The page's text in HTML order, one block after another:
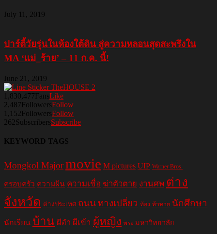
July 11, 2019
ปาร์ตี้วัยรุ่นในห้องใต้ดิน สู่ความหลอนสุดสะพรึงใน
MA ‘แม่_ร้าย’ – 11 ก.ค. นี้!
June 21, 2019
1,830,477FansLike
2,487FollowersFollow
1,152FollowersFollow
262SubscribersSubscribe
KEYWORD TAGS
Mongkol Majormovie M pictures UIP Warner Bros.
ครอบครัว ความฝัน ความเชื่อ ฆ่าตัวตาย งานศพ ต่าง
จังหวัด ต่างประเทศ ถนนทางเปลี่ยว ท้อง ท้าทาย นักศึกษา
นักเรียน บ้าน ผีอำ ผีเข้า ผู้หญิง พระ มหาวิทยาลัย